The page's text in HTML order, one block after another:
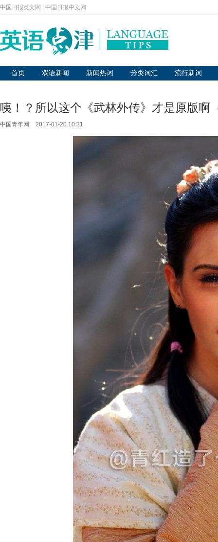
中国日报英文网 中国日报中文网
首页 双语新闻 新闻热词 分类词汇 流行新词
咦！？所以这个《武林外传》才是原版啊
中国青年网 2017-01-20 10:31